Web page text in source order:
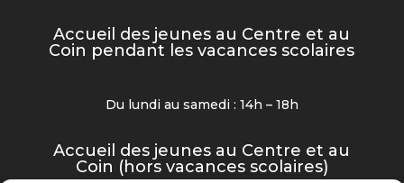
Accueil des jeunes au Centre et au
Coin pendant les vacances scolaires
Du lundi au samedi : 14h – 18h
Accueil des jeunes au Centre et au
Coin (hors vacances scolaires)